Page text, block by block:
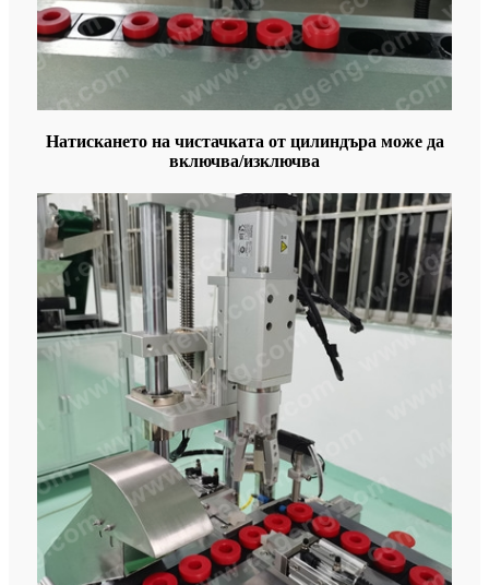
Натискането на чистачката от цилиндъра може да
включва/изключва